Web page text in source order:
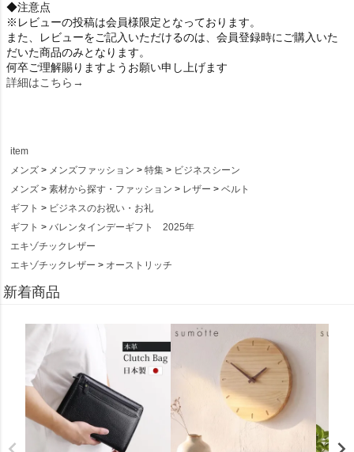
◆注意点
※レビューの投稿は会員様限定となっております。
また、レビューをご記入いただけるのは、会員登録時にご購入いた
だいた商品のみとなります。
何卒ご理解賜りますようお願い申し上げます
詳細はこちら→
item
メンズ
メンズファッション 特集
ビジネスシーン
メンズ
素材から探す・ファッション レザー
ベルト
ギフト
ビジネスのお祝い・お礼
ギフト
バレンタインデーギフト 2025年
エキゾチックレザー
エキゾチックレザー
オーストリッチ
新着商品